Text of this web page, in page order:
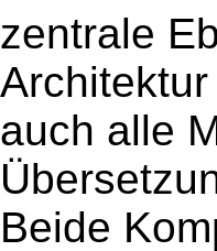
zentrale
auch alle
Beide